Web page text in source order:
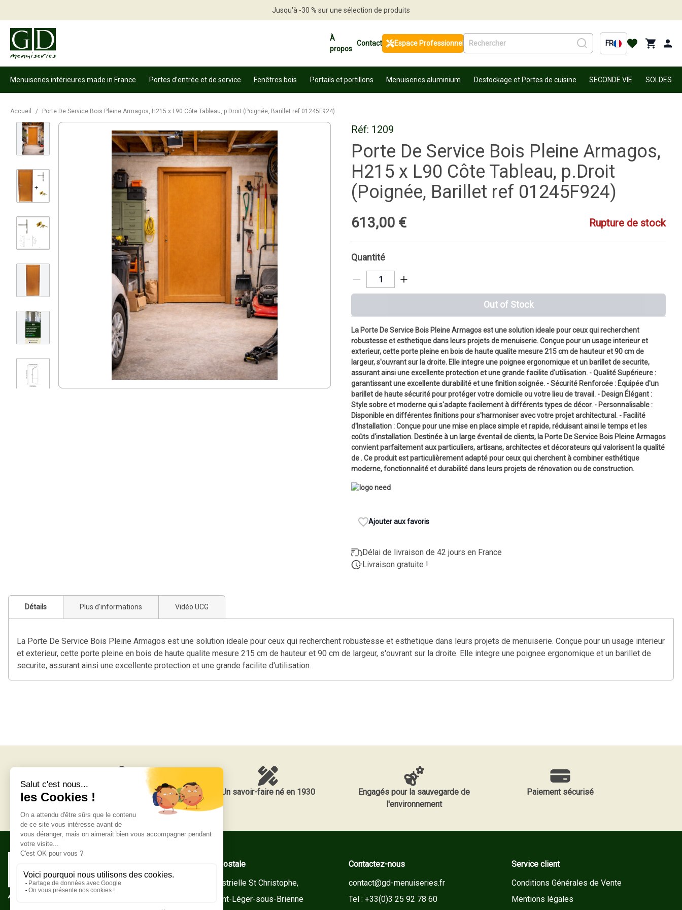
Jusqu'à -30 % sur une sélection de produits
À
propos
Contact Espace Professionnel FR
Menuiseries intérieures made in France Portes d’entrée et de service Fenêtres bois Portails et portillons Menuiseries aluminium Destockage et Portes de cuisine SECONDE VIE SOLDES
Accueil / Porte De Service Bois Pleine Armagos, H215 x L90 Côte Tableau, p.Droit (Poignée, Barillet ref 01245F924)
Réf: 1209
Porte De Service Bois Pleine Armagos,
H215 x L90 Côte Tableau, p.Droit
(Poignée, Barillet ref 01245F924)
613,00 € Rupture de stock
Quantité
Out of Stock
La Porte De Service Bois Pleine Armagos est une solution ideale pour ceux qui recherchent
robustesse et esthetique dans leurs projets de menuiserie. Conçue pour un usage interieur et
exterieur, cette porte pleine en bois de haute qualite mesure 215 cm de hauteur et 90 cm de
largeur, s'ouvrant sur la droite. Elle integre une poignee ergonomique et un barillet de securite,
assurant ainsi une excellente protection et une grande facilite d'utilisation. - Qualité Supérieure :
garantissant une excellente durabilité et une finition soignée. - Sécurité Renforcée : Équipée d'un
barillet de haute sécurité pour protéger votre domicile ou votre lieu de travail. - Design Élégant :
Style sobre et moderne qui s'adapte facilement à différents types de décor. - Personnalisable :
Disponible en différentes finitions pour s'harmoniser avec votre projet architectural. - Facilité
d'Installation : Conçue pour une mise en place simple et rapide, réduisant ainsi le temps et les
coûts d'installation. Destinée à un large éventail de clients, la Porte De Service Bois Pleine Armagos
convient parfaitement aux particuliers, artisans, architectes et décorateurs qui valorisent la qualité
de . Ce produit est particulièrement adapté pour ceux qui cherchent à combiner esthétique
moderne, fonctionnalité et durabilité dans leurs projets de rénovation ou de construction.
Ajouter aux favoris
Délai de livraison de 42 jours en France
Livraison gratuite !
Détails Plus d'informations Vidéo UCG
La Porte De Service Bois Pleine Armagos est une solution ideale pour ceux qui recherchent robustesse et esthetique dans leurs projets de menuiserie. Conçue pour un usage interieur
et exterieur, cette porte pleine en bois de haute qualite mesure 215 cm de hauteur et 90 cm de largeur, s'ouvrant sur la droite. Elle integre une poignee ergonomique et un barillet de
securite, assurant ainsi une excellente protection et une grande facilite d'utilisation.
Livraison gratuite Un savoir-faire né en 1930
Engagés pour la sauvegarde de
l'environnement
Paiement sécurisé
Adresse postale
Zone Industrielle St Christophe,
10500 Saint-Léger-sous-Brienne
Contactez-nous
contact@gd-menuiseries.fr
Tel : +33(0)3 25 92 78 60
Service client
Conditions Générales de Vente
Mentions légales